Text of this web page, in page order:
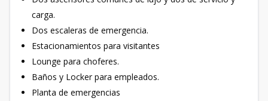
carga.
Dos escaleras de emergencia.
Estacionamientos para visitantes
Lounge para choferes.
Baños y Locker para empleados.
Planta de emergencias